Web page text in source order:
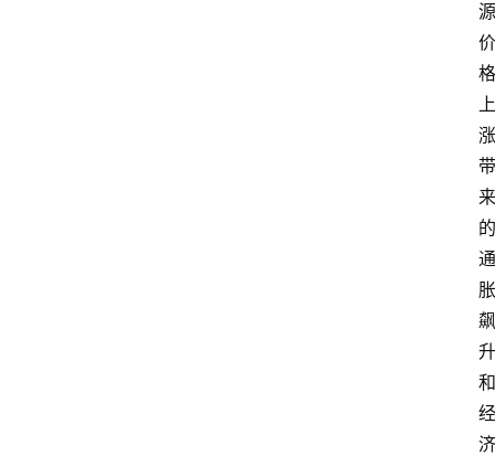
源
价
格
上
涨
带
来
的
通
胀
飙
升
和
经
济